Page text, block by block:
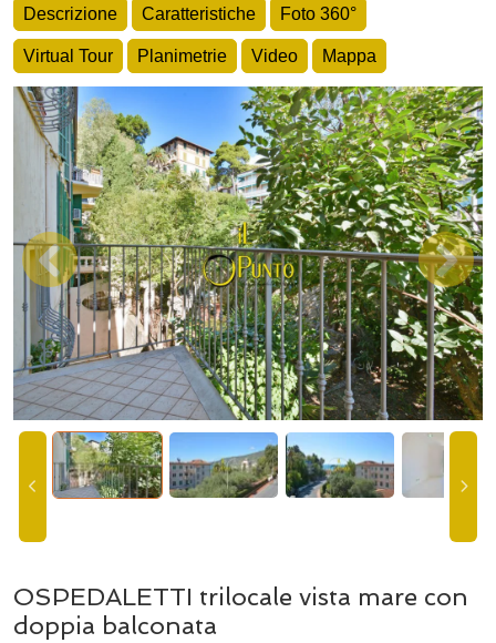
Descrizione Caratteristiche Foto 360°
Virtual Tour Planimetrie Video Mappa
OSPEDALETTI trilocale vista mare con
doppia balconata